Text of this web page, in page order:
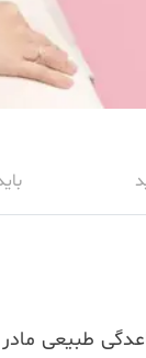
قاعدگی